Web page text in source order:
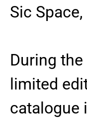
Sic
During
limited
catalogue